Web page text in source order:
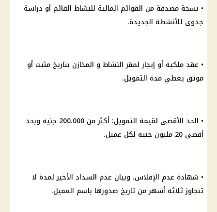
• نسخة مصدقة من القوائم المالية للنشاط القائم أو دراسة
جدوى للأنشطة الجديدة.
• عقد ملكية أو إيجارلمقر النشاط و المخازن بتاريخ مثبت أو
موثق يغطي مدة التمويل.
• الحد الأقصى لقيمة التمويل
: أكثر من 200.000 جنيه وبحد
أقصى 20 مليون جنيه لكل عميل.
• شهادة عدم الإفلاس، وبيان عدم السداد الأخير لمدة لا
تتجاوز ثلاثة أشهر من تاريخ صدورها باسم العميل.